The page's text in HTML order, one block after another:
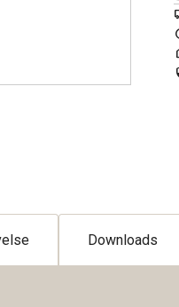
Downloads